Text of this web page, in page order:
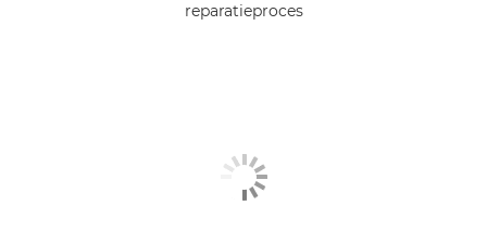
reparatieproces